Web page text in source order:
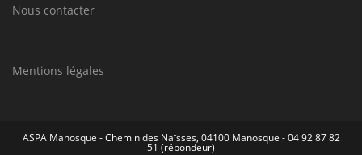
Nous contacter
Mentions légales
ASPA Manosque - Chemin des Naïsses, 04100 Manosque - 04 92 87 82
51 (répondeur)